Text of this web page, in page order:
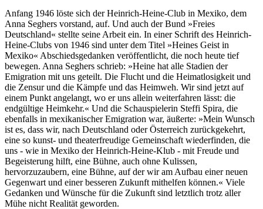
Anfang 1946 löste sich der Heinrich-Heine-Club in Mexiko, dem
Anna Seghers vorstand, auf. Und auch der Bund »Freies
Deutschland« stellte seine Arbeit ein. In einer Schrift des Heinrich-
Heine-Clubs von 1946 sind unter dem Titel »Heines Geist in
Mexiko« Abschiedsgedanken veröffentlicht, die noch heute tief
bewegen. Anna Seghers schrieb: »Heine hat alle Stadien der
Emigration mit uns geteilt. Die Flucht und die Heimatlosigkeit und
die Zensur und die Kämpfe und das Heimweh. Wir sind jetzt auf
einem Punkt angelangt, wo er uns allein weiterfahren lässt: die
endgültige Heimkehr.« Und die Schauspielerin Steffi Spira, die
ebenfalls in mexikanischer Emigration war, äußerte: »Mein Wunsch
ist es, dass wir, nach Deutschland oder Österreich zurückgekehrt,
eine so kunst- und theaterfreudige Gemeinschaft wiederfinden, die
uns - wie in Mexiko der Heinrich-Heine-Klub - mit Freude und
Begeisterung hilft, eine Bühne, auch ohne Kulissen,
hervorzuzaubern, eine Bühne, auf der wir am Aufbau einer neuen
Gegenwart und einer besseren Zukunft mithelfen können.« Viele
Gedanken und Wünsche für die Zukunft sind letztlich trotz aller
Mühe nicht Realität geworden.